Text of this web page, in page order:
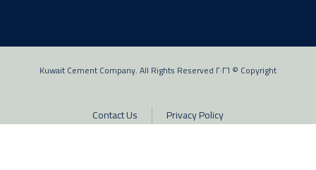
Copyright © ٢٠٢٦ Kuwait Cement Company. All Rights Reserved
Contact Us Privacy Policy